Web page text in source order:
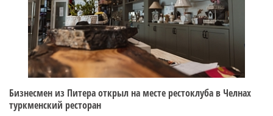
Бизнесмен из Питера открыл на месте рестоклуба в Челнах
туркменский ресторан